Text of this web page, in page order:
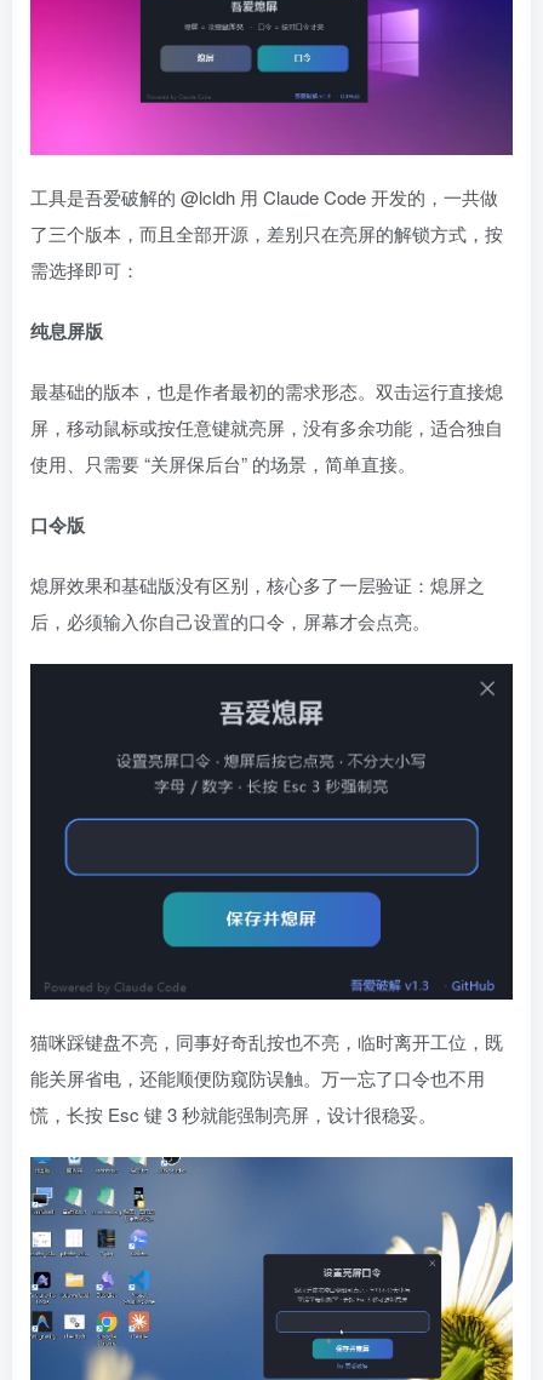
工具是吾爱破解的 @lcldh 用 Claude Code 开发的，一共做
了三个版本，而且全部开源，差别只在亮屏的解锁方式，按
需选择即可：
纯息屏版
最基础的版本，也是作者最初的需求形态。双击运行直接熄
屏，移动鼠标或按任意键就亮屏，没有多余功能，适合独自
使用、只需要 “关屏保后台” 的场景，简单直接。
口令版
熄屏效果和基础版没有区别，核心多了一层验证：熄屏之
后，必须输入你自己设置的口令，屏幕才会点亮。
猫咪踩键盘不亮，同事好奇乱按也不亮，临时离开工位，既
能关屏省电，还能顺便防窥防误触。万一忘了口令也不用
慌，长按 Esc 键 3 秒就能强制亮屏，设计很稳妥。